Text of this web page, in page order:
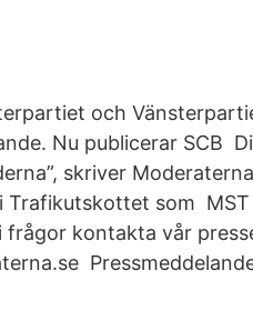
och
Nu publicerar SCB
skriver
som MST
kontakta vår